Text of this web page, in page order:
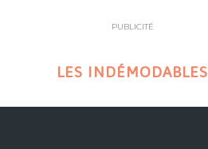
PUBLICITÉ
LES INDÉMODABLES